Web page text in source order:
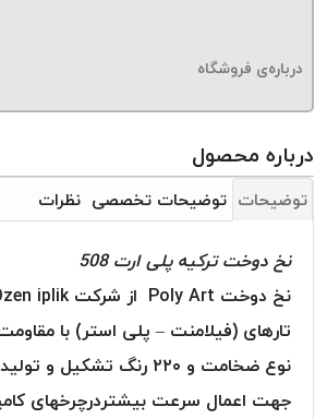
امگا
بافت
بدون
موم
KORD
نخ
توری
نخ
توری
درباره‌ی فروشگاه
درباره محصول
توضیحات توضیحات تخصصی نظرات
نخ دوخت ترکیه پلی ارت 508
نوع ضخامت و ۲۲۰ رنگ
جهت اعمال سرعت بیشتردرچرخهای